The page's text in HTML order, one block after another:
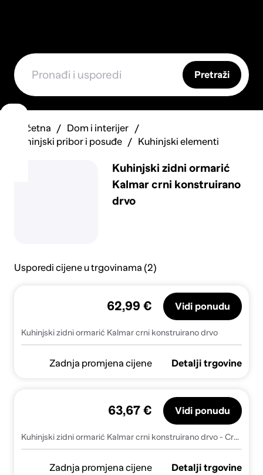
Pretraži
Početna
Dom i interijer
Kuhinjski pribor i posuđe
Kuhinjski elementi
Kuhinjski zidni ormarić
Kalmar crni konstruirano
drvo
Usporedi cijene u trgovinama (2)
Kuhinjski zidni ormarić Kalmar crni konstruirano drvo
62,99 € Vidi ponudu
Zadnja promjena cijene Detalji trgovine
Kuhinjski zidni ormarić Kalmar crni konstruirano drvo - Crna 1 1x zidni ormarić (1 preklopna vrata) 60 cm širok 40 cm visok 1
63,67 € Vidi ponudu
Zadnja promjena cijene Detalji trgovine